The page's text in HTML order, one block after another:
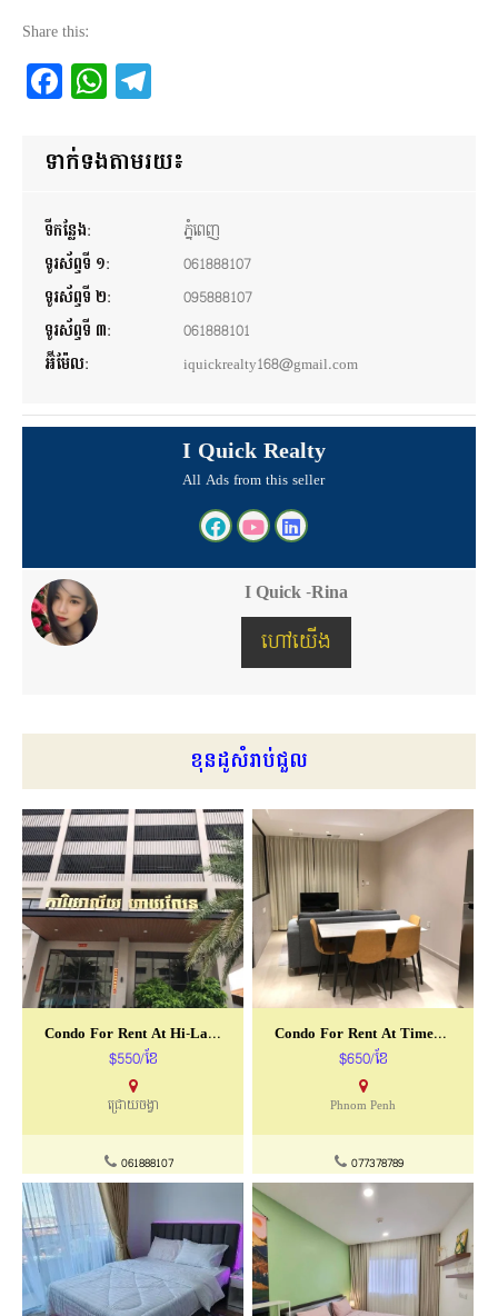
Share this:
Facebook
WhatsApp
ទាក់ទងតាមរយ៖
ទីកន្លែង:
ភ្នំពេញ
ទូរស័ព្ទទី ១:
061888107
ទូរស័ព្ទទី ២:
095888107
ទូរស័ព្ទទី ៣:
061888101
អ៊ីម៉ែល:
iquickrealty168@gmail.com
I Quick Realty
All Ads from this seller
I Quick -Rina
ហៅយើង
ខុនដូសំរាប់ជួល
Condo For Rent At Hi-Land Condo
$550/ខែ
ជ្រោយចង្វា
061888107
Condo For Rent At Timesquare 3
$650/ខែ
Phnom Penh
077378789